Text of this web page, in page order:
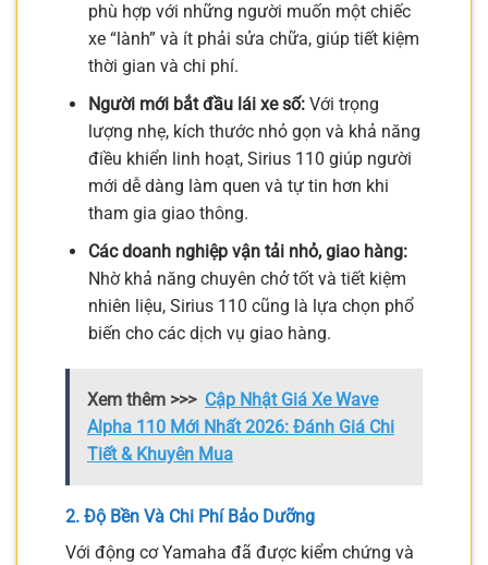
phù hợp với những người muốn một chiếc
xe “lành” và ít phải sửa chữa, giúp tiết kiệm
thời gian và chi phí.
Người mới bắt đầu lái xe số:Với trọng
lượng nhẹ, kích thước nhỏ gọn và khả năng
điều khiển linh hoạt, Sirius 110 giúp người
mới dễ dàng làm quen và tự tin hơn khi
tham gia giao thông.
Các doanh nghiệp vận tải nhỏ, giao hàng:
Nhờ khả năng chuyên chở tốt và tiết kiệm
nhiên liệu, Sirius 110 cũng là lựa chọn phổ
biến cho các dịch vụ giao hàng.
Xem thêm >>> Cập Nhật Giá Xe Wave
Alpha 110 Mới Nhất 2026: Đánh Giá Chi
Tiết & Khuyên Mua
2. Độ Bền Và Chi Phí Bảo Dưỡng
Với động cơ Yamaha đã được kiểm chứng và